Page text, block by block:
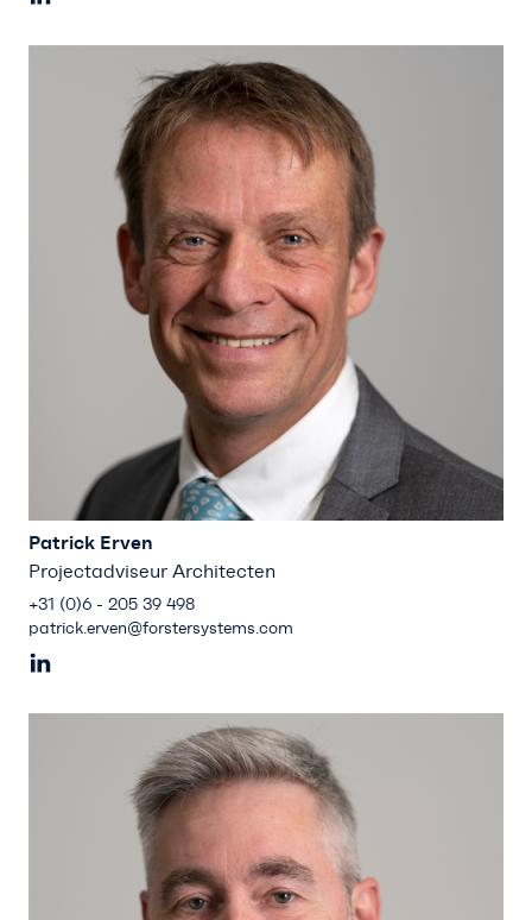
Patrick Erven
Projectadviseur Architecten
+31 (0)6 - 205 39 498
patrick.erven@forstersystems.com